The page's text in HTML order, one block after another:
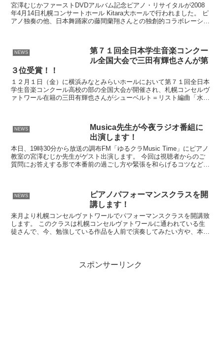
宮澤むじかファーストDVDアルバム記念ピアノ・リサイタルが2008
年4月14日札幌コンサートホール Kitara大ホールで行われました。 ピ
アノ独奏の他、日本舞踊家の藤間蘭翔さんとの独創的コラボレーショ
NEWS
第７１回全日本学生音楽コンクー
ル全国大会で三田有輝也さんが第
３位受賞！！
１２月１日（金）に横浜みなとみらいホールにおいて第７１回全日本
学生音楽コンクール高校の部の全国大会が開催され、札幌コンセルヴ
ァトワール在籍の三田有輝也さんがシューベルト＝リスト編曲「水の
NEWS
Musica先生が今夜ラジオ番組に
出演します！
本日、19時30分から放送の調布FM「ゆるクラMusic Time」にピアノ
教室の宮澤むじか先生がゲスト出演します。 今回は視聴者からのご
質問にお答えする形で本番前の過ごし方や緊張を和らげるコツなどを
NEWS
ピアノパフォーマンスクラスを開
講します！
来月より札幌コンセルヴァトワールでパフォーマンスクラスを開講致
します。 このクラスは札幌コンセルヴァトワールに通われている生
徒さんで、今、勉強している作品を人前で演奏してみたい方や、本番
スポンサーリンク